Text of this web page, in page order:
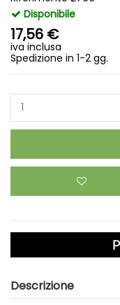
Disponibile
17,56 €
iva inclusa
Spedizione in 1-2 gg.
Descrizione